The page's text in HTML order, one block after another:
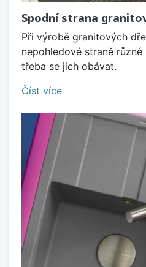
Spodní strana
Při výrobě granitových
nepohledové straně
třeba se jich obávat.
Číst více